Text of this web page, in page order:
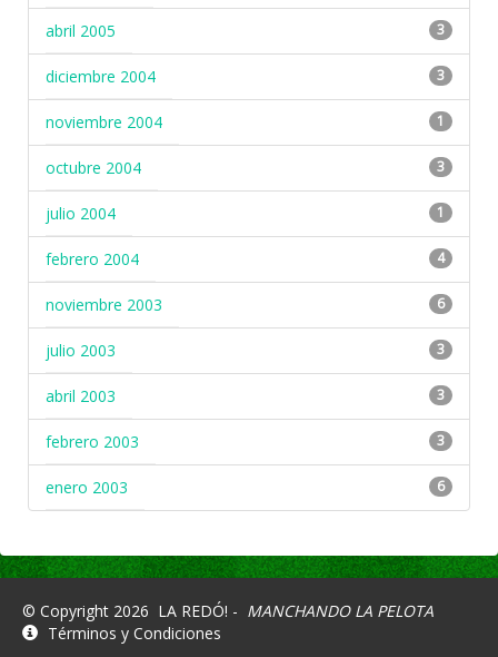
abril 2005 3
diciembre 2004 3
noviembre 2004 1
octubre 2004 3
julio 2004 1
febrero 2004 4
noviembre 2003 6
julio 2003 3
abril 2003 3
febrero 2003 3
enero 2003 6
© Copyright 2026 LA REDÓ! - MANCHANDO LA PELOTA
Términos y Condiciones